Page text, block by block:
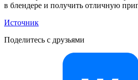
в блендере и получить отличную
Источник
Поделитесь с друзьями